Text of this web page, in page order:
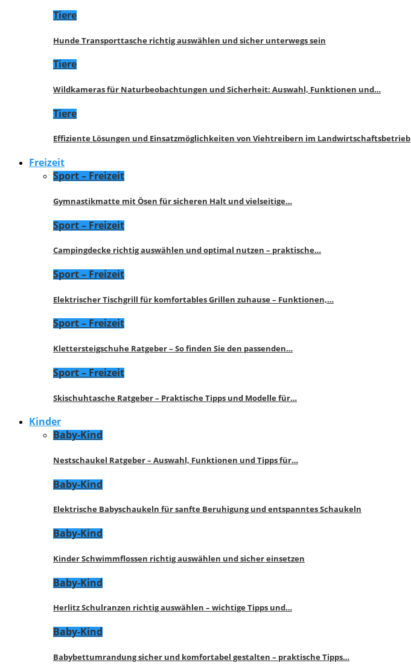
Tiere
Hunde Transporttasche richtig auswählen und sicher unterwegs sein
Tiere
Wildkameras für Naturbeobachtungen und Sicherheit: Auswahl, Funktionen und…
Tiere
Effiziente Lösungen und Einsatzmöglichkeiten von Viehtreibern im Landwirtschaftsbetrieb
Freizeit
Sport – Freizeit
Gymnastikmatte mit Ösen für sicheren Halt und vielseitige…
Sport – Freizeit
Campingdecke richtig auswählen und optimal nutzen – praktische…
Sport – Freizeit
Elektrischer Tischgrill für komfortables Grillen zuhause – Funktionen,…
Sport – Freizeit
Klettersteigschuhe Ratgeber – So finden Sie den passenden…
Sport – Freizeit
Skischuhtasche Ratgeber – Praktische Tipps und Modelle für…
Kinder
Baby-Kind
Nestschaukel Ratgeber – Auswahl, Funktionen und Tipps für…
Baby-Kind
Elektrische Babyschaukeln für sanfte Beruhigung und entspanntes Schaukeln
Baby-Kind
Kinder Schwimmflossen richtig auswählen und sicher einsetzen
Baby-Kind
Herlitz Schulranzen richtig auswählen – wichtige Tipps und…
Baby-Kind
Babybettumrandung sicher und komfortabel gestalten – praktische Tipps…